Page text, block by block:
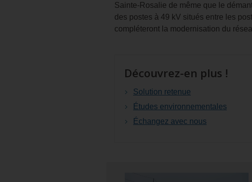
Sainte-Rosalie de même que le
des postes à 49 kV situés entre les
compléteront la modernisation du
Découvrez-en plus !
Solution retenue
Études environnementales
Échangez avec nous